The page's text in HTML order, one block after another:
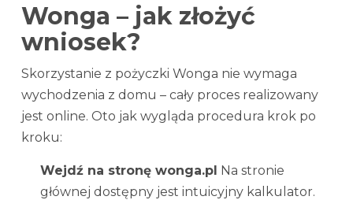
Wonga – jak złożyć
wniosek?
Skorzystanie z pożyczki Wonga nie wymaga
wychodzenia z domu – cały proces realizowany
jest online. Oto jak wygląda procedura krok po
kroku:
Wejdź na stronę wonga.pl Na stronie
głównej dostępny jest intuicyjny kalkulator.